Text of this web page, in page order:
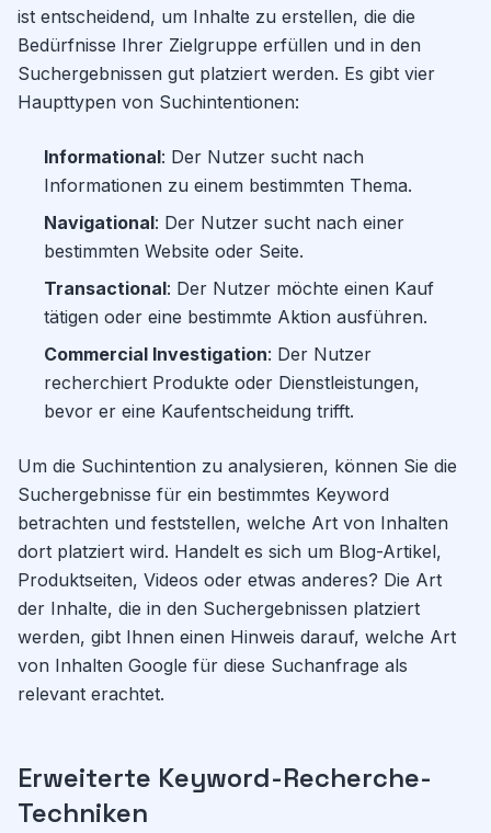
ist entscheidend, um Inhalte zu erstellen, die die
Bedürfnisse Ihrer Zielgruppe erfüllen und in den
Suchergebnissen gut platziert werden. Es gibt vier
Haupttypen von Suchintentionen:
Informational: Der Nutzer sucht nach
Informationen zu einem bestimmten Thema.
Navigational: Der Nutzer sucht nach einer
bestimmten Website oder Seite.
Transactional: Der Nutzer möchte einen Kauf
tätigen oder eine bestimmte Aktion ausführen.
Commercial Investigation: Der Nutzer
recherchiert Produkte oder Dienstleistungen,
bevor er eine Kaufentscheidung trifft.
Um die Suchintention zu analysieren, können Sie die
Suchergebnisse für ein bestimmtes Keyword
betrachten und feststellen, welche Art von Inhalten
dort platziert wird. Handelt es sich um Blog-Artikel,
Produktseiten, Videos oder etwas anderes? Die Art
der Inhalte, die in den Suchergebnissen platziert
werden, gibt Ihnen einen Hinweis darauf, welche Art
von Inhalten Google für diese Suchanfrage als
relevant erachtet.
Erweiterte Keyword-Recherche-
Techniken